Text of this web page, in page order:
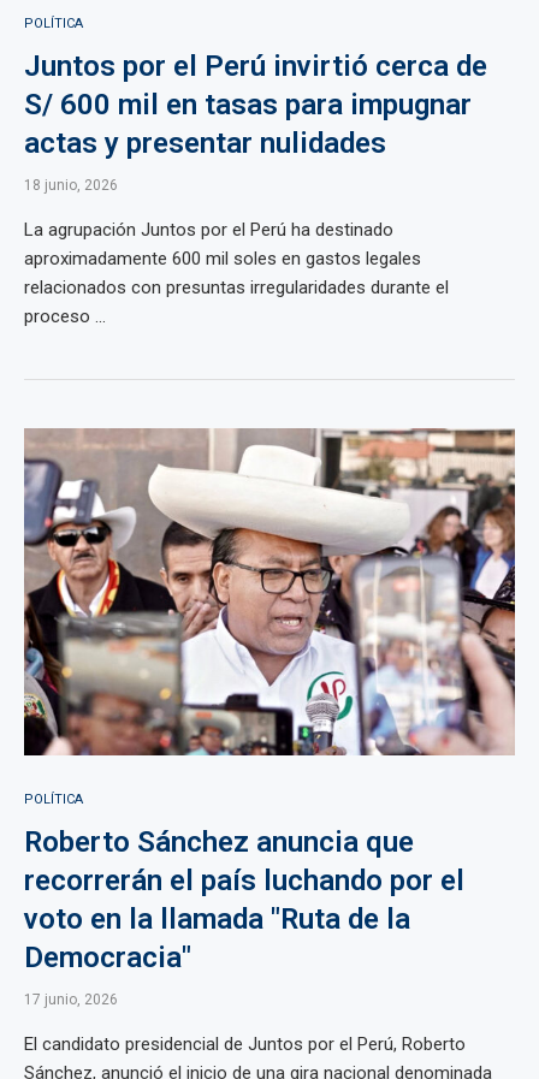
POLÍTICA
Juntos por el Perú invirtió cerca de
S/ 600 mil en tasas para impugnar
actas y presentar nulidades
18 junio, 2026
La agrupación Juntos por el Perú ha destinado
aproximadamente 600 mil soles en gastos legales
relacionados con presuntas irregularidades durante el
proceso ...
POLÍTICA
Roberto Sánchez anuncia que
recorrerán el país luchando por el
voto en la llamada "Ruta de la
Democracia"
17 junio, 2026
El candidato presidencial de Juntos por el Perú, Roberto
Sánchez, anunció el inicio de una gira nacional denominada